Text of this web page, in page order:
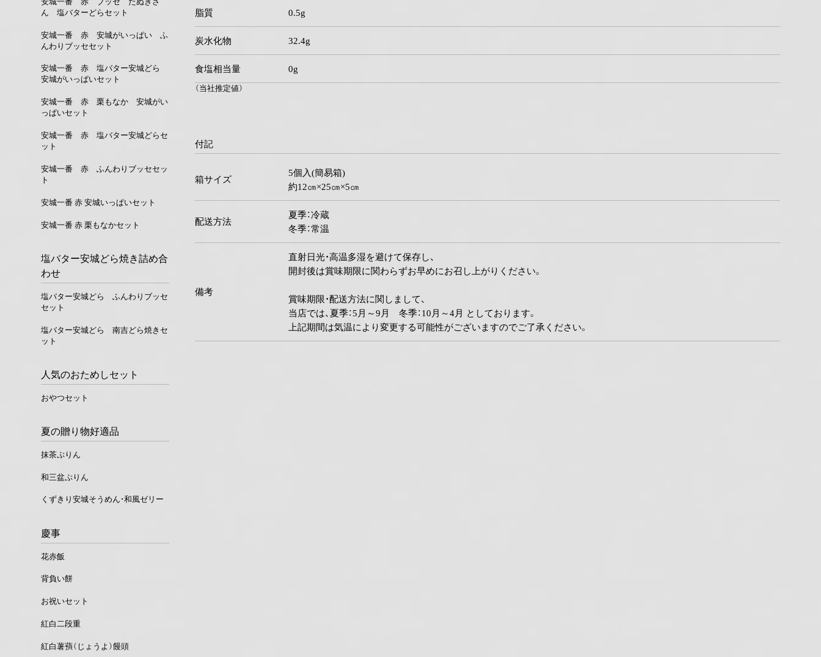
脂質 0.5g
炭水化物 32.4g
食塩相当量 0g
（当社推定値）
付記
箱サイズ
5個入(簡易箱)
約12㎝×25㎝×5㎝
配送方法
夏季：冷蔵
冬季：常温
備考
直射日光・高温多湿を避けて保存し、
開封後は賞味期限に関わらずお早めにお召し上がりください。
賞味期限・配送方法に関しまして、
当店では、夏季：5月～9月 冬季：10月～4月 としております。
上記期間は気温により変更する可能性がございますのでご了承ください。
安城一番 赤 ブッセ たぬきさ
ん 塩バターどらセット
安城一番 赤 安城がいっぱい ふ
んわりブッセセット
安城一番 赤 塩バター安城どら
安城がいっぱいセット
安城一番 赤 栗もなか 安城がい
っぱいセット
安城一番 赤 塩バター安城どらセ
ット
安城一番 赤 ふんわりブッセセッ
ト
安城一番 赤 安城いっぱいセット
安城一番 赤 栗もなかセット
塩バター安城どら焼き詰め合
わせ
塩バター安城どら ふんわりブッセ
セット
塩バター安城どら 南吉どら焼きセ
ット
人気のおためしセット
おやつセット
夏の贈り物好適品
抹茶ぷりん
和三盆ぷりん
くずきり安城そうめん・和風ゼリー
慶事
花赤飯
背負い餅
お祝いセット
紅白二段重
紅白薯蕷（じょうよ）饅頭